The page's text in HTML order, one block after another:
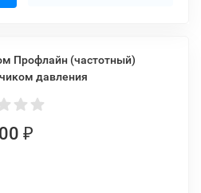
Профлайн (частотный)
давления
₽